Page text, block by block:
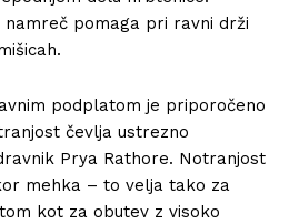
namreč pomaga pri ravni drži
podplatom je priporočeno
čevlja ustrezno
Prya Rathore. Notranjost
mehka – to velja tako za
kot za obutev z visoko